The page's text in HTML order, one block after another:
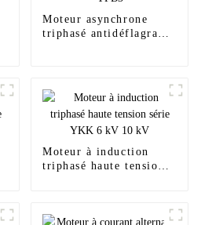
Moteur asynchrone
triphasé antidéflagrant
Moteur à induction
triphasé haute tension